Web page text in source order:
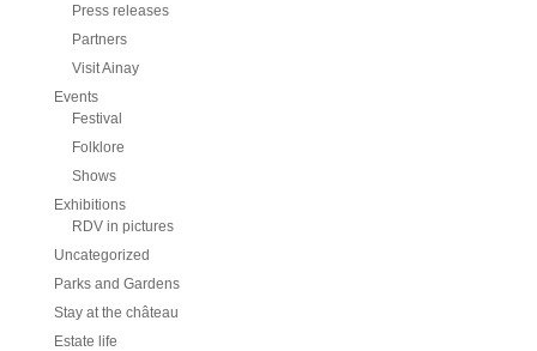
Press releases
Partners
Visit Ainay
Events
Festival
Folklore
Shows
Exhibitions
RDV in pictures
Uncategorized
Parks and Gardens
Stay at the château
Estate life